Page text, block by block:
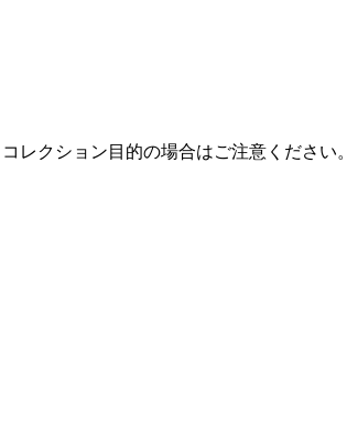
レクション目的の場合はご注意ください。